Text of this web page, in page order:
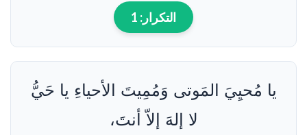
التكرار: 1
يا مُحيِيَ المَوتى وَمُمِيتَ الأحياءِ يا حَيُّ
لا إلهَ إلاّ أنتَ،